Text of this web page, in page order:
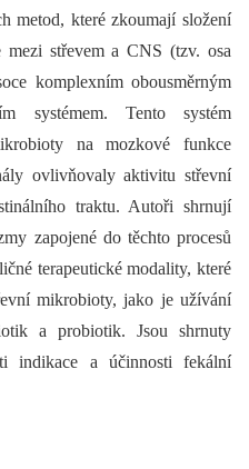
metod, které zkoumají složení
střevem a CNS (tzv. osa
komplexním obousměrným
systémem. Tento systém
na mozkové funkce
ovlivňovaly aktivitu střevní
traktu. Autoři shrnují
zapojené do těchto procesů
terapeutické modality, které
mikrobioty, jako je užívání
a probiotik. Jsou shrnuty
indikace a účinnosti fekální